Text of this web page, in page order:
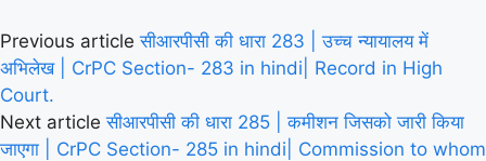
Previous article सीआरपीसी की धारा 283 | उच्च न्यायालय में
अभिलेख | CrPC Section- 283 in hindi| Record in High
Court.
Next article सीआरपीसी की धारा 285 | कमीशन जिसको जारी किया
जाएगा | CrPC Section- 285 in hindi| Commission to whom